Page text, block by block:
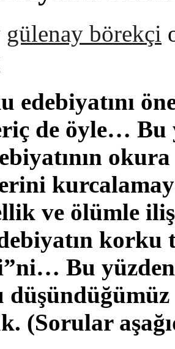
gülenay börekçi
edebiyatını
de öyle… Bu
okura
ve ölümle
korku
Bu
(Sorular